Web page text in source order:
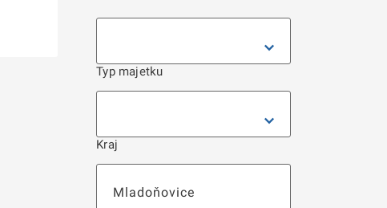
Typ majetku
Kraj